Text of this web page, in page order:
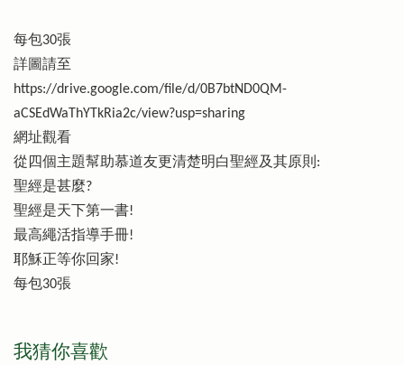
每包30張
詳圖請至
https://drive.google.com/file/d/0B7btND0QM-
aCSEdWaThYTkRia2c/view?usp=sharing
網址觀看
從四個主題幫助慕道友更清楚明白聖經及其原則:
聖經是甚麼?
聖經是天下第一書!
最高繩活指導手冊!
耶穌正等你回家!
每包30張
我猜你喜歡